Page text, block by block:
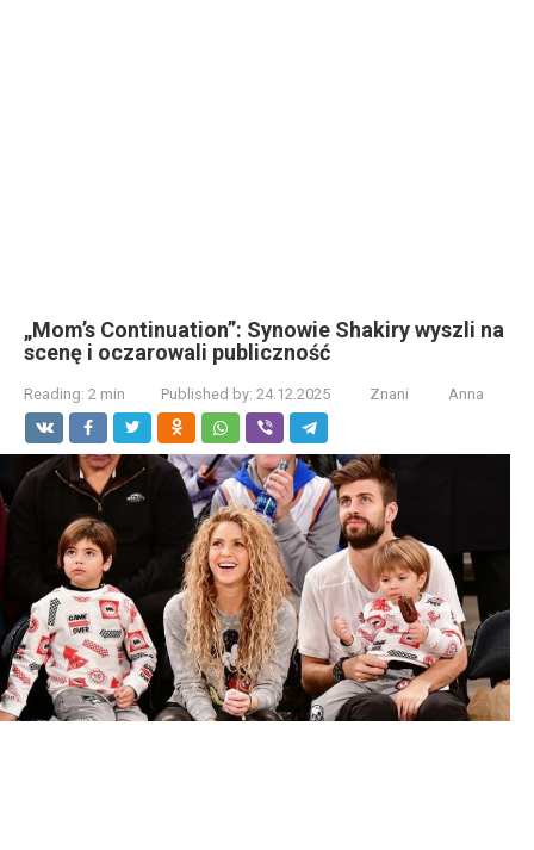
„Mom’s Continuation”: Synowie Shakiry wyszli na
scenę i oczarowali publiczność
Reading: 2 min Published by: 24.12.2025 Znani Anna